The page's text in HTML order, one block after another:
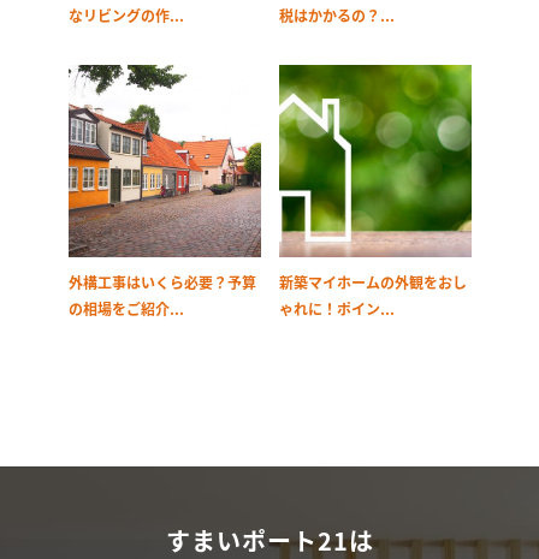
なリビングの作...
税はかかるの？...
外構工事はいくら必要？予算
の相場をご紹介...
新築マイホームの外観をおし
ゃれに！ポイン...
すまいポート21は